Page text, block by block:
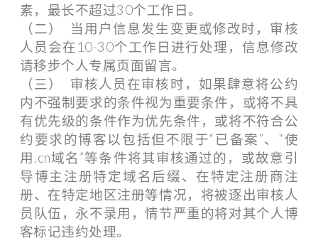
素，最长不超过30个工作日。
（二） 当用户信息发生变更或修改时，审核
人员会在10-30个工作日进行处理，信息修改
请移步个人专属页面留言。
（三） 审核人员在审核时，如果肆意将公约
内不强制要求的条件视为重要条件，或将不具
有优先级的条件作为优先条件，或将不符合公
约要求的博客以包括但不限于“已备案”、“使
用.cn域名”等条件将其审核通过的，或故意引
导博主注册特定域名后缀、在特定注册商注
册、在特定地区注册等情况，将被逐出审核人
员队伍，永不录用，情节严重的将对其个人博
客标记违约处理。